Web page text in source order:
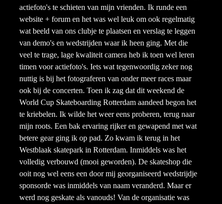
actiefoto's te schieten van mijn vrienden. Ik runde een
website + forum en het was wel leuk om ook regelmatig
wat beeld van ons clubje te plaatsen en verslag te leggen
van demo's en wedstrijden waar ik heen ging. Met die
veel te trage, lage kwaliteit camera heb ik toen wel leren
timen voor actiefoto's. Iets wat tegenwoordig zeker nog
nuttig is bij het fotograferen van onder meer races maar
ook bij de concerten. Toen ik zag dat dit weekend de
World Cup Skateboarding Rotterdam aandeed begon het
te kriebelen. Ik wilde het weer eens proberen, terug naar
mijn roots. Een bak ervaring rijker en gewapend met wat
betere gear ging ik op pad. Zo kwam ik terug in het
Westblaak skatepark in Rotterdam. Inmiddels was het
volledig verbouwd (mooi geworden). De skateshop die
ooit nog wel eens een door mij georganiseerd wedstrijdje
sponsorde was inmiddels van naam veranderd. Maar er
werd nog geskate als vanouds! Van de organisatie was